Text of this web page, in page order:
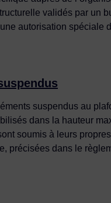
validés par un
autorisation spéciale
suspendus au
dans la hauteur
soumis à leurs
précisées dans le